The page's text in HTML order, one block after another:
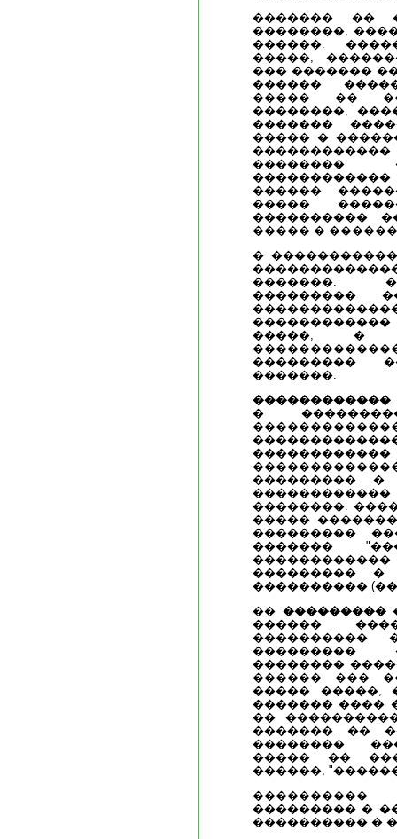
������� ��
��������,
������.
�����,
��� �������
������
����� ��
��������,
�������
����� �
��������
������
�����
����������
����� �
�
�������.
���������
�����, �
���������
�������.
������������
�
��������� �
��������.
�����
���������
�������
��������� �
����������
�� ���������
������
����������
���������
��������
������ ���
����� �����,
������� ����
��
������� ��
��������
����� ��
������,
��������� �
���������� �